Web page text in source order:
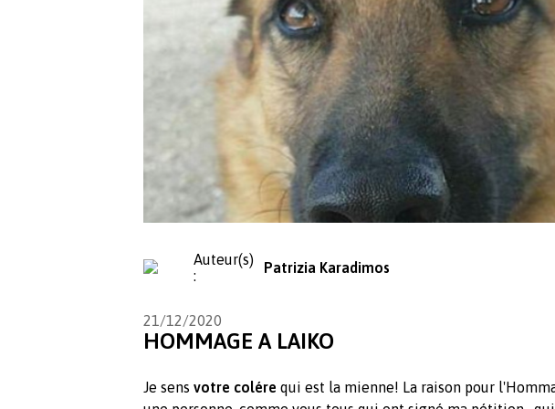
Auteur(s)
:
Patrizia Karadimos
21/12/2020
HOMMAGE A LAIKO
Je sens votre colére qui est la mienne! La raison pour